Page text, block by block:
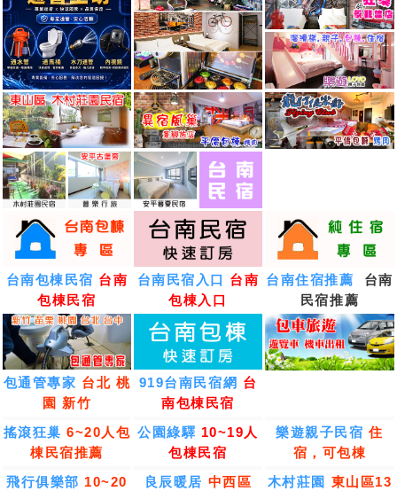
台南包棟民宿 台南
包棟民宿
台南民宿入口
台南
包棟入口
台南住宿推薦
台南
民宿推薦
包通管專家 台北 桃
園 新竹
919台南民宿網 台
南包棟民宿
搖滾狂巢 6~20人包
棟民宿推薦
公園綠驛 10~19人
包棟民宿
樂遊親子民宿 住
宿，可包棟
飛行俱樂部 10~20
良辰暖居 中西區
木村莊園
東山區13